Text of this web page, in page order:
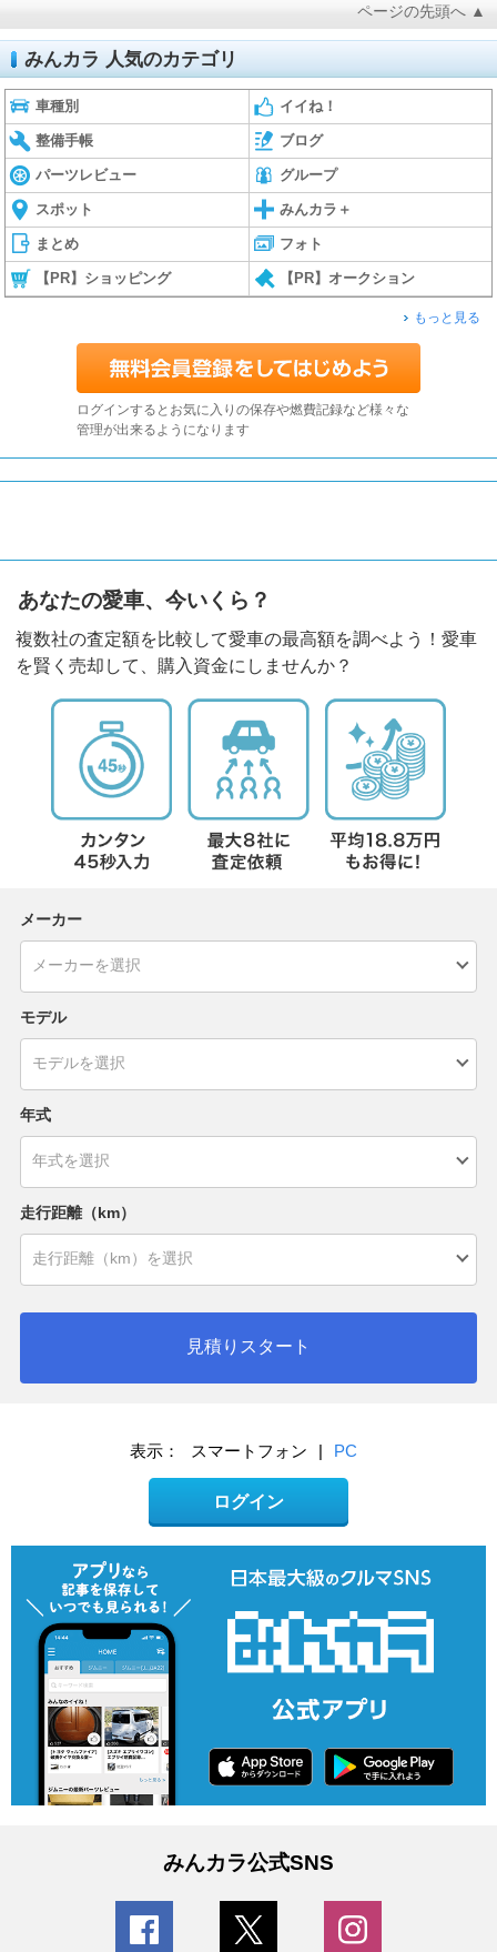
ページの先頭へ ▲
みんカラ 人気のカテゴリ
車種別 イイね！
整備手帳 ブログ
パーツレビュー グループ
スポット みんカラ＋
まとめ フォト
【PR】ショッピング 【PR】オークション
もっと見る
ログインするとお気に入りの保存や燃費記録など様々な
管理が出来るようになります
あなたの愛車、今いくら？
複数社の査定額を比較して愛車の最高額を調べよう！愛車
を賢く売却して、購入資金にしませんか？
メーカー
モデル
年式
走行距離（km）
見積りスタート
表示： スマートフォン | PC
ログイン
みんカラ公式SNS